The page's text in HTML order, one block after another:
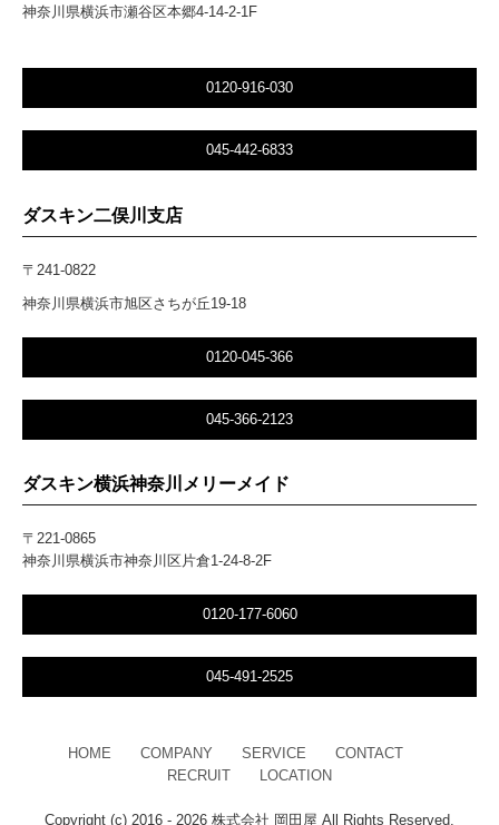
神奈川県横浜市瀬谷区本郷4-14-2-1F
0120-916-030
045-442-6833
ダスキン二俣川支店
〒241-0822
神奈川県横浜市旭区さちが丘19-18
0120-045-366
045-366-2123
ダスキン横浜神奈川メリーメイド
〒221-0865
神奈川県横浜市神奈川区片倉1-24-8-2F
0120-177-6060
045-491-2525
HOME COMPANY SERVICE
CONTACT
RECRUIT
LOCATION
Copyright (c) 2016 - 2026 株式会社 岡田屋 All Rights Reserved.